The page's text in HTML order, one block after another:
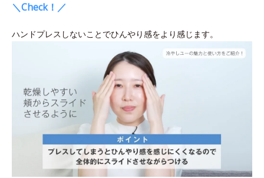
＼Check！／
ハンドプレスしないことでひんやり感をより感じます。